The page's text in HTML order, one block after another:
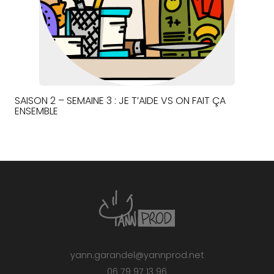
SAISON 2 – SEMAINE 3 : JE T’AIDE VS ON FAIT ÇA
ENSEMBLE
yann.garandel@yannprod.net
06 79 97 13 96